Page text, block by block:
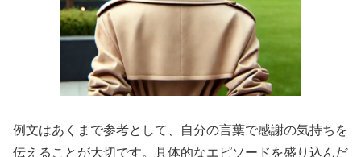
例文はあくまで参考として、自分の言葉で感謝の気持ちを
伝えることが大切です。具体的なエピソードを盛り込んだ